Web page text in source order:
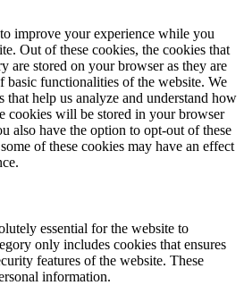
improve your experience while you
Out of these cookies, the cookies that
are stored on your browser as they are
basic functionalities of the website. We
that help us analyze and understand how
cookies will be stored in your browser
also have the option to opt-out of these
of these cookies may have an effect
essential for the website to
only includes cookies that ensures
features of the website. These
information.